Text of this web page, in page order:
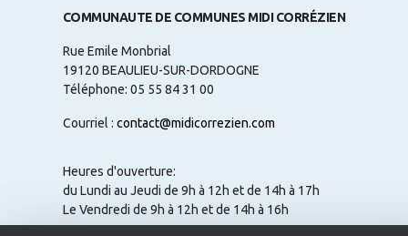
COMMUNAUTE DE COMMUNES MIDI CORRÉZIEN
Rue Emile Monbrial
19120 BEAULIEU-SUR-DORDOGNE
Téléphone: 05 55 84 31 00
Courriel : contact@midicorrezien.com
Heures d'ouverture:
du Lundi au Jeudi de 9h à 12h et de 14h à 17h
Le Vendredi de 9h à 12h et de 14h à 16h